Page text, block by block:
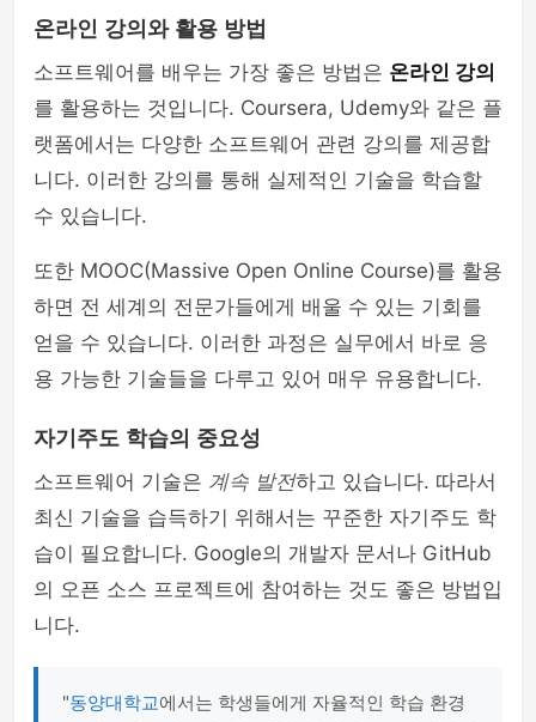
온라인 강의와 활용 방법
소프트웨어를 배우는 가장 좋은 방법은 온라인 강의
를 활용하는 것입니다. Coursera, Udemy와 같은 플
랫폼에서는 다양한 소프트웨어 관련 강의를 제공합
니다. 이러한 강의를 통해 실제적인 기술을 학습할
수 있습니다.
또한 MOOC(Massive Open Online Course)를 활용
하면 전 세계의 전문가들에게 배울 수 있는 기회를
얻을 수 있습니다. 이러한 과정은 실무에서 바로 응
용 가능한 기술들을 다루고 있어 매우 유용합니다.
자기주도 학습의 중요성
소프트웨어 기술은 계속 발전하고 있습니다. 따라서
최신 기술을 습득하기 위해서는 꾸준한 자기주도 학
습이 필요합니다. Google의 개발자 문서나 GitHub
의 오픈 소스 프로젝트에 참여하는 것도 좋은 방법입
니다.
"동양대학교에서는 학생들에게 자율적인 학습 환경